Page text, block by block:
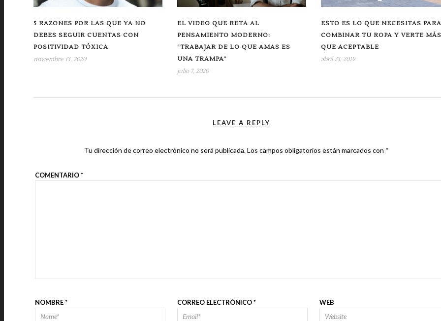
5 RAZONES POR LAS QUE YA NO
DEBES SEGUIR CUENTAS CON
POSITIVIDAD TÓXICA
noviembre 13, 2020
EL VIDEO QUE RETA AL
PENSAMIENTO MODERNO:
“TRABAJAR DE LO QUE AMAS ES
UNA TRAMPA”
julio 7, 2020
ESTO ES LO QUE NECESITAS PARA
COMBINAR TU ROPA Y VERTE MÁS
QUE ACEPTABLE
abril 23, 2019
LEAVE A REPLY
Tu dirección de correo electrónico no será publicada.Los campos obligatorios están marcados con *
COMENTARIO*
NOMBRE* CORREO ELECTRÓNICO* WEB